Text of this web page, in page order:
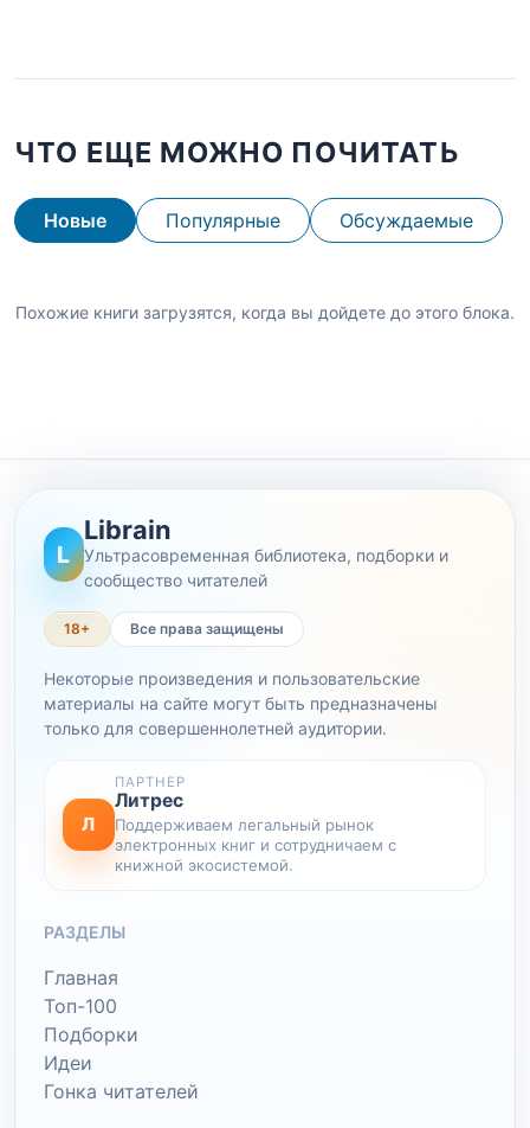
ЧТО ЕЩЕ МОЖНО ПОЧИТАТЬ
Новые Популярные Обсуждаемые
Похожие книги загрузятся, когда вы дойдете до этого блока.
L
Librain
Ультрасовременная библиотека, подборки и
сообщество читателей
18+ Все права защищены
Некоторые произведения и пользовательские
материалы на сайте могут быть предназначены
только для совершеннолетней аудитории.
Л
ПАРТНЕР
Литрес
Поддерживаем легальный рынок
электронных книг и сотрудничаем с
книжной экосистемой.
РАЗДЕЛЫ
Главная
Топ-100
Подборки
Идеи
Гонка читателей